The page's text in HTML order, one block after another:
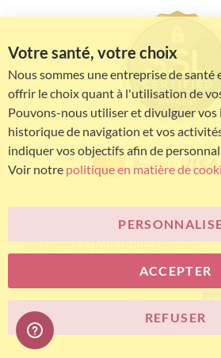
© Bariatric Advantage® est une
Metagenics. Tous droits réservés.
E-commerce
Votre santé, votre choix
Nous sommes une entreprise de santé
offrir le choix quant à l'utilisation de
Pouvons-nous utiliser et divulguer
historique de navigation et vos
indiquer vos objectifs afin de
Voir notre politique en matière de
ACCEPTER
REFUSER